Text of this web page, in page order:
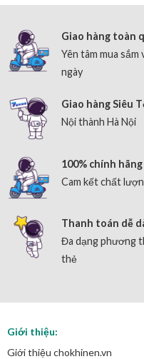
Giao hàng toàn
Yên tâm mua
ngày
Giao hàng Siêu
Nội thành Hà Nội
100% chính hãng
Cam kết chất
Thanh toán dễ
Đa dạng phương
thẻ
Giới thiệu:
Giới thiệu chokhinen.vn